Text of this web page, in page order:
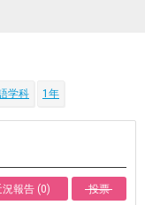
学科 1年
況報告 (0) 投票